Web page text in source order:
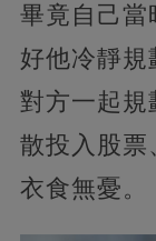
畢竟自己當
好他冷靜規
對方一起規
散投入股票
衣食無憂。